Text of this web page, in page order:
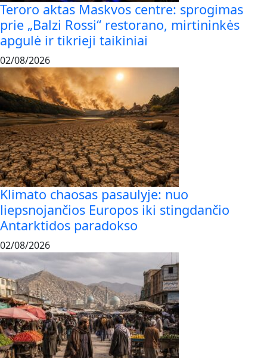
Teroro aktas Maskvos centre: sprogimas
prie „Balzi Rossi“ restorano, mirtininkės
apgulė ir tikrieji taikiniai
02/08/2026
Klimato chaosas pasaulyje: nuo
liepsnojančios Europos iki stingdančio
Antarktidos paradokso
02/08/2026